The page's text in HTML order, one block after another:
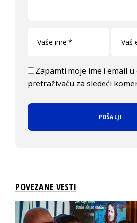
Zapamti moje ime i email u
pretraživaču za sledeći
POVEZANE VESTI